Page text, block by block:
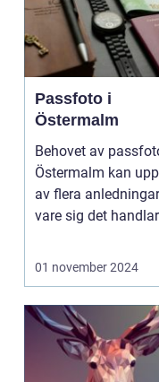
Passfoto i
Östermalm
Behovet av
Östermalm kan
av flera
vare sig det handlar
01 november 2024